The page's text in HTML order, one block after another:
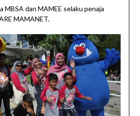
MBSA dan MAMEE selaku penaja
MAMANET.